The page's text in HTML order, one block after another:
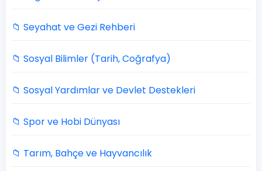
📁 Seyahat ve Gezi Rehberi
📁 Sosyal Bilimler (Tarih, Coğrafya)
📁 Sosyal Yardımlar ve Devlet Destekleri
📁 Spor ve Hobi Dünyası
📁 Tarım, Bahçe ve Hayvancılık